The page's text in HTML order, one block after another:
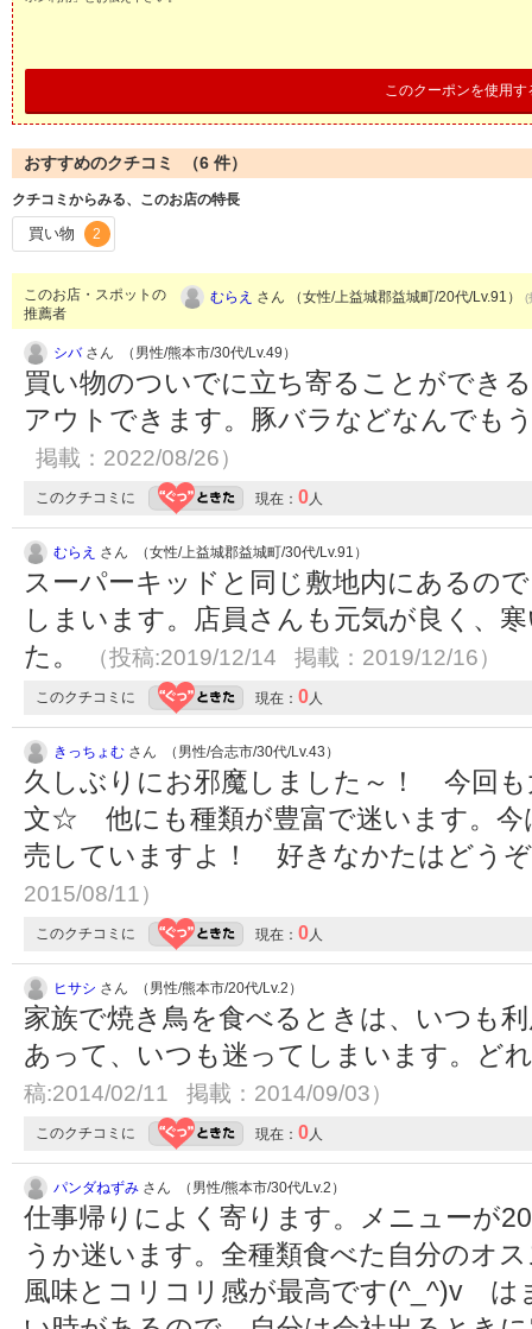
このクーポンを使用す
おすすめのクチコミ （6 件）
クチコミからみる、このお店の特長
買い物 2
このお店・スポットの
推薦者
むらえ さん （女性/上益城郡益城町/20代/Lv.91） (
シバさん （男性/熊本市/30代/Lv.49）
買い物のついでに立ち寄ることができ
アウトできます。豚バラなどなんでも
掲載：2022/08/26）
このクチコミに 現在： 0 人
むらえ さん （女性/上益城郡益城町/30代/Lv.91）
スーパーキッドと同じ敷地内にあるの
しまいます。店員さんも元気が良く、
た。
（投稿:2019/12/14 掲載：2019/12/16）
このクチコミに 現在： 0 人
きっちょむ さん （男性/合志市/30代/Lv.43）
久しぶりにお邪魔しました～！ 今回
文☆ 他にも種類が豊富で迷います。今
売していますよ！ 好きなかたはどう
2015/08/11）
このクチコミに 現在： 0 人
ヒサシ さん （男性/熊本市/20代/Lv.2）
家族で焼き鳥を食べるときは、いつも
あって、いつも迷ってしまいます。ど
稿:2014/02/11 掲載：2014/09/03）
このクチコミに 現在： 0 人
パンダねずみ さん （男性/熊本市/30代/Lv.2）
仕事帰りによく寄ります。メニューが
うか迷います。全種類食べた自分のオ
風味とコリコリ感が最高です(^_^)v は